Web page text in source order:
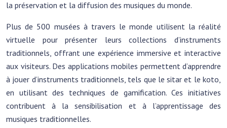
la préservation et la diffusion des musiques du monde.
Plus de 500 musées à travers le monde utilisent la réalité
virtuelle pour présenter leurs collections d’instruments
traditionnels, offrant une expérience immersive et interactive
aux visiteurs. Des applications mobiles permettent d’apprendre
à jouer d’instruments traditionnels, tels que le sitar et le koto,
en utilisant des techniques de gamification. Ces initiatives
contribuent à la sensibilisation et à l’apprentissage des
musiques traditionnelles.